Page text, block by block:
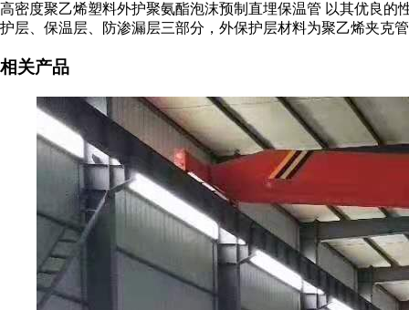
高密度聚乙烯塑料外护聚氨酯泡沫预制直埋保温管 以其优良的
护层、保温层、防渗漏层三部分，外保护层材料为聚乙烯夹克
相关产品